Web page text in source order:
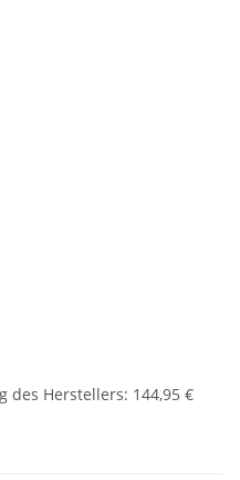
des Herstellers: 144,95 €